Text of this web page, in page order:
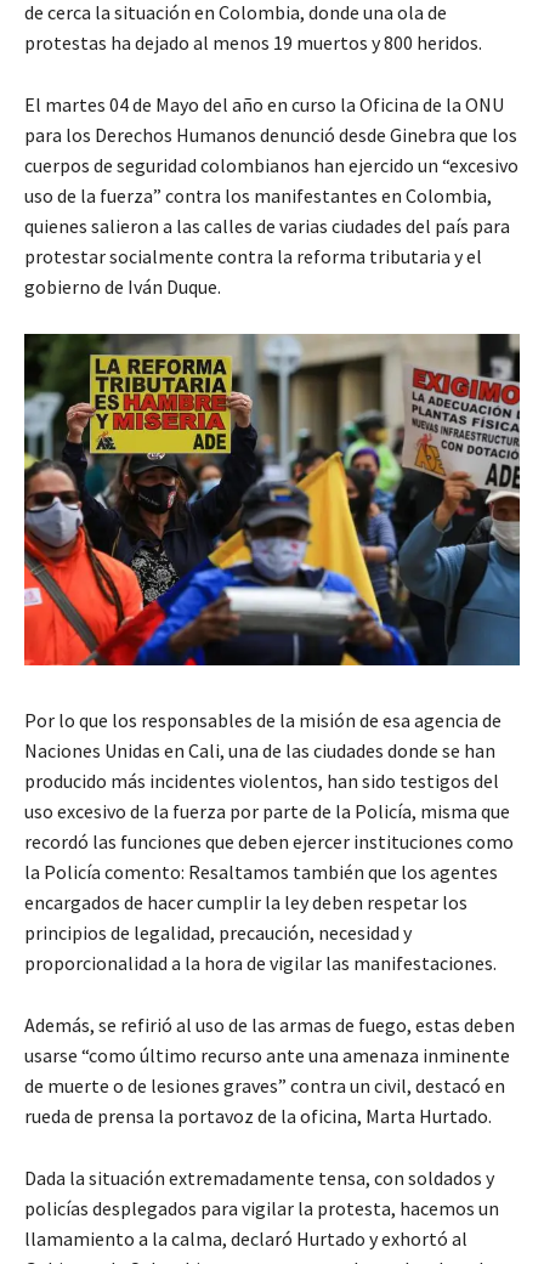
de cerca la situación en Colombia, donde una ola de
protestas ha dejado al menos 19 muertos y 800 heridos.
El martes 04 de Mayo del año en curso la Oficina de la ONU
para los Derechos Humanos denunció desde Ginebra que los
cuerpos de seguridad colombianos han ejercido un “excesivo
uso de la fuerza” contra los manifestantes en Colombia,
quienes salieron a las calles de varias ciudades del país para
protestar socialmente contra la reforma tributaria y el
gobierno de Iván Duque.
Por lo que los responsables de la misión de esa agencia de
Naciones Unidas en Cali, una de las ciudades donde se han
producido más incidentes violentos, han sido testigos del
uso excesivo de la fuerza por parte de la Policía, misma que
recordó las funciones que deben ejercer instituciones como
la Policía comento: Resaltamos también que los agentes
encargados de hacer cumplir la ley deben respetar los
principios de legalidad, precaución, necesidad y
proporcionalidad a la hora de vigilar las manifestaciones.
Además, se refirió al uso de las armas de fuego, estas deben
usarse “como último recurso ante una amenaza inminente
de muerte o de lesiones graves” contra un civil, destacó en
rueda de prensa la portavoz de la oficina, Marta Hurtado.
Dada la situación extremadamente tensa, con soldados y
policías desplegados para vigilar la protesta, hacemos un
llamamiento a la calma, declaró Hurtado y exhortó al